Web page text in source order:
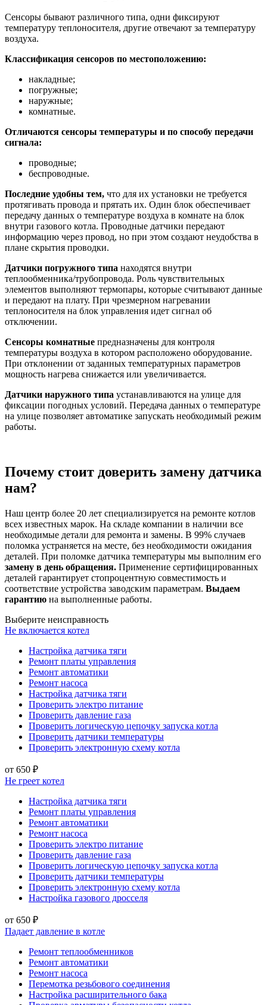
Сенсоры бывают различного типа, одни фиксируют
температуру теплоносителя, другие отвечают за температуру
воздуха.
Классификация сенсоров по местоположению:
накладные;
погружные;
наружные;
комнатные.
Отличаются сенсоры температуры и по способу передачи
сигнала:
проводные;
беспроводные.
Последние удобны тем, что для их установки не требуется
протягивать провода и прятать их. Один блок обеспечивает
передачу данных о температуре воздуха в комнате на блок
внутри газового котла. Проводные датчики передают
информацию через провод, но при этом создают неудобства в
плане скрытия проводки.
Датчики погружного типа находятся внутри
теплообменника/трубопровода. Роль чувствительных
элементов выполняют термопары, которые считывают данные
и передают на плату. При чрезмерном нагревании
теплоносителя на блок управления идет сигнал об
отключении.
Сенсоры комнатные предназначены для контроля
температуры воздуха в котором расположено оборудование.
При отклонении от заданных температурных параметров
мощность нагрева снижается или увеличивается.
Датчики наружного типа устанавливаются на улице для
фиксации погодных условий. Передача данных о температуре
на улице позволяет автоматике запускать необходимый режим
работы.
Почему стоит доверить замену датчика
нам?
Наш центр более 20 лет специализируется на ремонте котлов
всех известных марок. На складе компании в наличии все
необходимые детали для ремонта и замены. В 99% случаев
поломка устраняется на месте, без необходимости ожидания
деталей. При поломке датчика температуры мы выполним его
замену в день обращения. Применение сертифицированных
деталей гарантирует стопроцентную совместимость и
соответствие устройства заводским параметрам. Выдаем
гарантию на выполненные работы.
Выберите неисправность
Не включается котел
Настройка датчика тяги
Ремонт платы управления
Ремонт автоматики
Ремонт насоса
Настройка датчика тяги
Проверить электро питание
Проверить давление газа
Проверить логическую цепочку запуска котла
Проверить датчики температуры
Проверить электронную схему котла
от 650 ₽
Не греет котел
Настройка датчика тяги
Ремонт платы управления
Ремонт автоматики
Ремонт насоса
Проверить электро питание
Проверить давление газа
Проверить логическую цепочку запуска котла
Проверить датчики температуры
Проверить электронную схему котла
Настройка газового дросселя
от 650 ₽
Падает давление в котле
Ремонт теплообменников
Ремонт автоматики
Ремонт насоса
Перемотка резьбового соединения
Настройка расширительного бака